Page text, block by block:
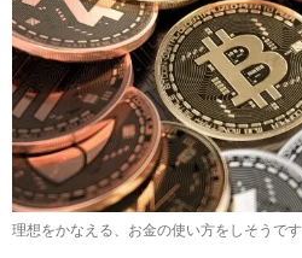
理想をかなえる、お金の使い方をしそうです